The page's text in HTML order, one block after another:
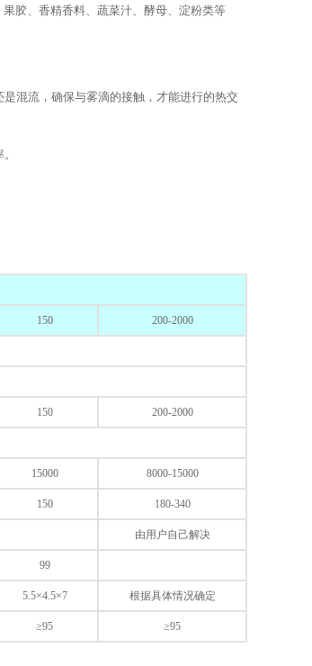
胶、香精香料、蔬菜汁、酵母、淀粉类等
混流，确保与雾滴的接触，才能进行的热交
150 200-2000
150 200-2000
15000 8000-15000
150 180-340
由用户自己解决
99
5.5×4.5×7 根据具体情况确定
≥95 ≥95